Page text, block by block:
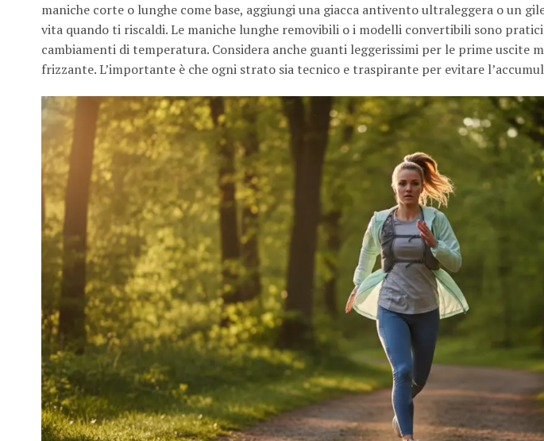
maniche corte o lunghe come base, aggiungi una giacca antivento ultraleggera o un
vita quando ti riscaldi. Le maniche lunghe removibili o i modelli convertibili sono
cambiamenti di temperatura. Considera anche guanti leggerissimi per le prime uscite
frizzante. L’importante è che ogni strato sia tecnico e traspirante per evitare